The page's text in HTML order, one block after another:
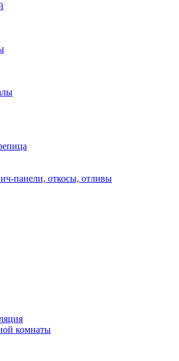
панели, откосы, отливы
комнаты